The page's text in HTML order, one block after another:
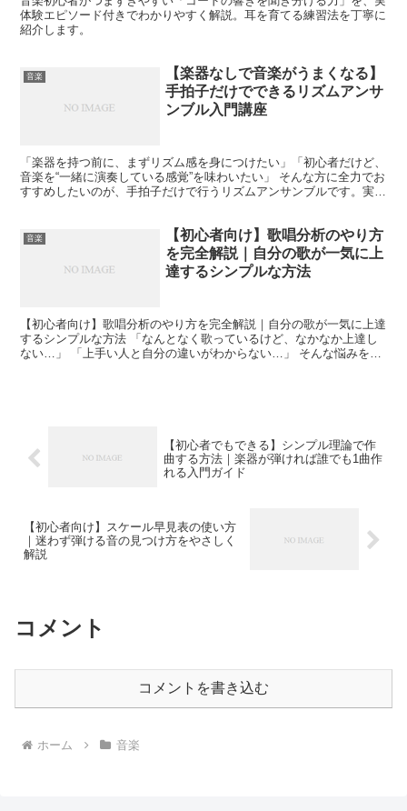
体験エピソード付きでわかりやすく解説。耳を育てる練習法を丁寧に
紹介します。
音楽
【楽器なしで音楽がうまくなる】
手拍子だけでできるリズムアンサ
ンブル入門講座
「楽器を持つ前に、まずリズム感を身につけたい」「初心者だけど、
音楽を“一緒に演奏している感覚”を味わいたい」 そんな方に全力でお
すすめしたいのが、手拍子だけで行うリズムアンサンブルです。実は
音楽
【初心者向け】歌唱分析のやり方
を完全解説｜自分の歌が一気に上
達するシンプルな方法
【初心者向け】歌唱分析のやり方を完全解説｜自分の歌が一気に上達
するシンプルな方法 「なんとなく歌っているけど、なかなか上達し
ない…」 「上手い人と自分の違いがわからない…」 そんな悩みを持
【初心者でもできる】シンプル理論で作
曲する方法｜楽器が弾ければ誰でも1曲作
れる入門ガイド
【初心者向け】スケール早見表の使い方
｜迷わず弾ける音の見つけ方をやさしく
解説
コメント
コメントを書き込む
ホーム 音楽